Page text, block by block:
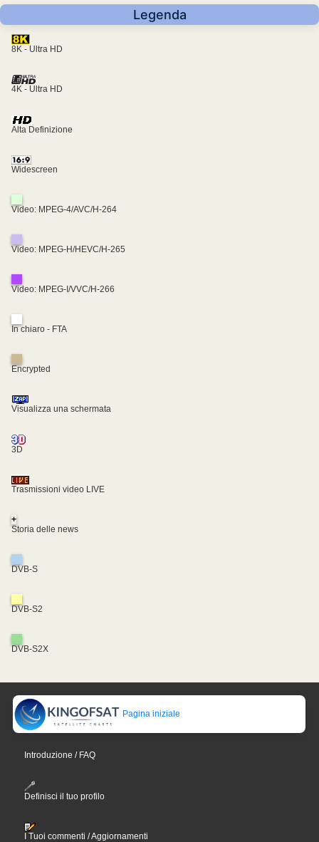
Legenda
8K - Ultra HD
4K - Ultra HD
Alta Definizione
Widescreen
Video: MPEG-4/AVC/H-264
Video: MPEG-H/HEVC/H-265
Video: MPEG-I/VVC/H-266
In chiaro - FTA
Encrypted
Visualizza una schermata
3D
Trasmissioni video LIVE
+
Storia delle news
DVB-S
DVB-S2
DVB-S2X
Pagina iniziale
Introduzione / FAQ
Definisci il tuo profilo
I Tuoi commenti / Aggiornamenti